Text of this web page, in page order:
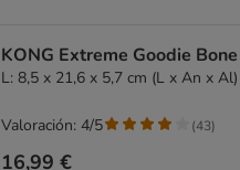
KONG Extreme Goodie Bone
L: 8,5 x 21,6 x 5,7 cm (L x An x Al)
16,99 €
Valoración: 4/5 (43)